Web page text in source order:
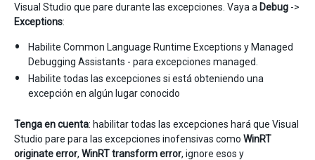
Visual Studio que pare durante las excepciones. Vaya a Debug ->
Exceptions:
Habilite Common Language Runtime Exceptions y Managed
Debugging Assistants - para excepciones managed.
Habilite todas las excepciones si está obteniendo una
excepción en algún lugar conocido
Tenga en cuenta: habilitar todas las excepciones hará que Visual
Studio pare para las excepciones inofensivas como WinRT
originate error, WinRT transform error, ignore esos y